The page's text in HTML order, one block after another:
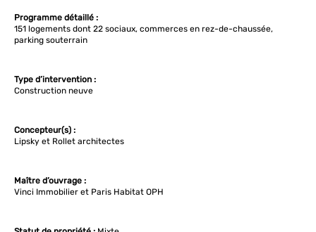
Programme détaillé :
151 logements dont 22 sociaux, commerces en rez-de-chaussée,
parking souterrain
Type d’intervention :
Construction neuve
Concepteur(s) :
Lipsky et Rollet architectes
Maître d’ouvrage :
Vinci Immobilier et Paris Habitat OPH